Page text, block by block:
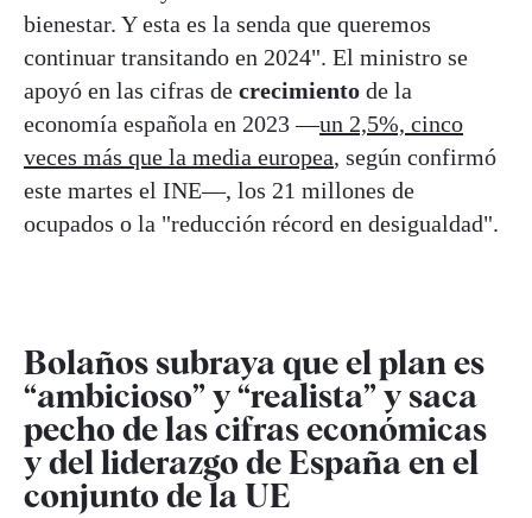
bienestar. Y esta es la senda que queremos
continuar transitando en 2024". El ministro se
apoyó en las cifras de crecimiento de la
economía española en 2023 —un 2,5%, cinco
veces más que la media europea, según confirmó
este martes el INE—, los 21 millones de
ocupados o la "reducción récord en desigualdad".
Bolaños subraya que el plan es
“ambicioso” y “realista” y saca
pecho de las cifras económicas
y del liderazgo de España en el
conjunto de la UE